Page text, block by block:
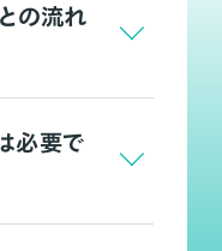
の流れ
必要で